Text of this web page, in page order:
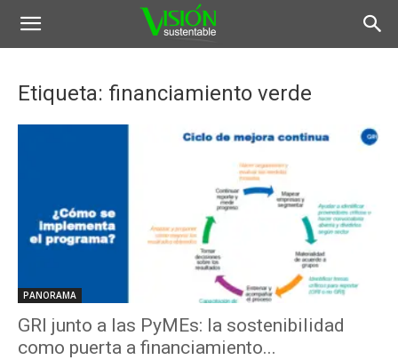
Etiqueta: financiamiento verde
PANORAMA
GRI junto a las PyMEs: la sostenibilidad
como puerta a financiamiento...